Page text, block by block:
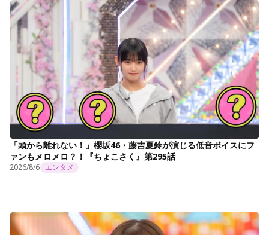
「頭から離れない！」櫻坂46・藤吉夏鈴が演じる低音ボイスにフ
ァンもメロメロ？！『ちょこさく』第295話
2026/8/6 エンタメ